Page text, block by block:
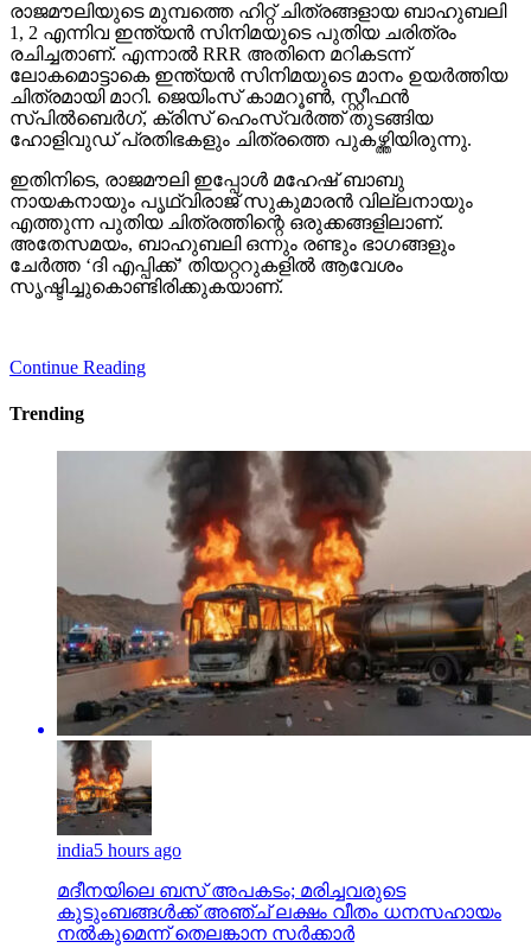
രാജമൗലിയുടെ മുമ്പത്തെ ഹിറ്റ് ചിത്രങ്ങളായ ബാഹുബലി
1, 2 എന്നിവ ഇന്ത്യന്‍ സിനിമയുടെ പുതിയ ചരിത്രം
രചിച്ചതാണ്. എന്നാല്‍ RRR അതിനെ മറികടന്ന്
ലോകമൊട്ടാകെ ഇന്ത്യന്‍ സിനിമയുടെ മാനം ഉയര്‍ത്തിയ
ചിത്രമായി മാറി. ജെയിംസ് കാമറൂണ്‍, സ്റ്റീഫന്‍
സ്പില്‍ബെര്‍ഗ്, ക്രിസ് ഹെംസ്വര്‍ത്ത് തുടങ്ങിയ
ഹോളിവുഡ് പ്രതിഭകളും ചിത്രത്തെ പുകഴ്ത്തിയിരുന്നു.
ഇതിനിടെ, രാജമൗലി ഇപ്പോള്‍ മഹേഷ് ബാബു
നായകനായും പൃഥ്വിരാജ് സുകുമാരന്‍ വില്ലനായും
എത്തുന്ന പുതിയ ചിത്രത്തിന്റെ ഒരുക്കങ്ങളിലാണ്.
അതേസമയം, ബാഹുബലി ഒന്നും രണ്ടും ഭാഗങ്ങളും
ചേര്‍ത്ത ‘ദി എപ്പിക്ക്’ തിയറ്ററുകളില്‍ ആവേശം
സൃഷ്ടിച്ചുകൊണ്ടിരിക്കുകയാണ്.
Continue Reading
Trending
india5 hours ago
മദീനയിലെ ബസ് അപകടം; മരിച്ചവരുടെ
കുടുംബങ്ങള്‍ക്ക് അഞ്ച് ലക്ഷം വീതം ധനസഹായം
നല്‍കുമെന്ന് തെലങ്കാന സര്‍ക്കാര്‍